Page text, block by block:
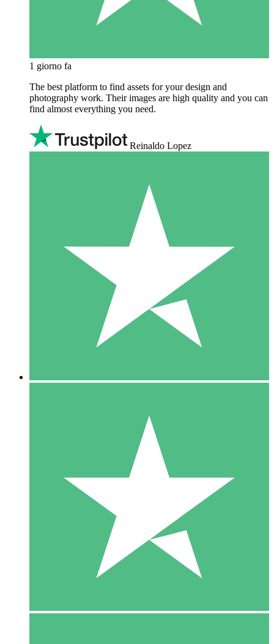
1 giorno fa
The best platform to find assets for your design and
photography work. Their images are high quality and you can
find almost everything you need.
Reinaldo Lopez